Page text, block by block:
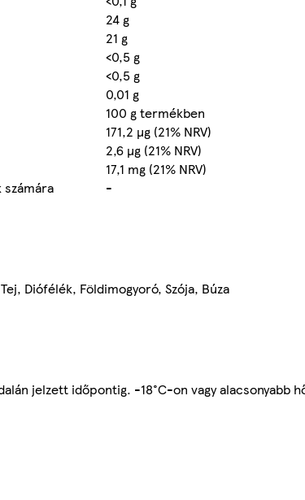
24 g
21 g
<0,5 g
<0,5 g
0,01 g
100 g termékben
171,2 µg (21% NRV)
2,6 µg (21% NRV)
17,1 mg (21% NRV)
-
Diófélék, Földimogyoró, Szója, Búza
jelzett időpontig. -18°C-on vagy alacsonyabb